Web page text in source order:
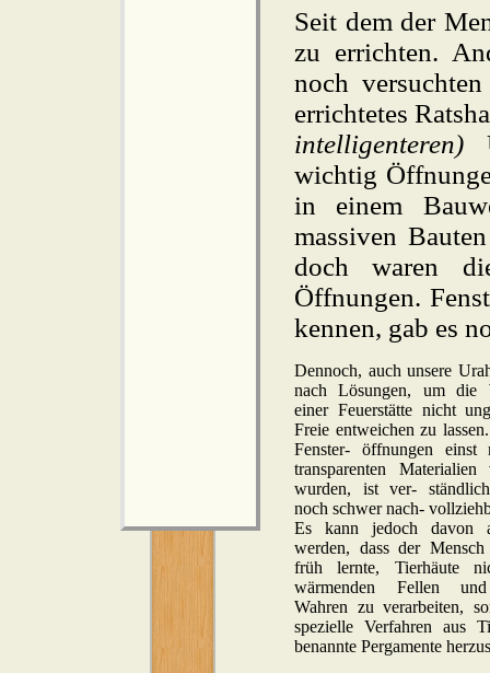
Seit dem der
zu errichten.
noch
errichtetes
intelligenteren)
wichtig
in einem
massiven
doch waren
Öffnungen.
kennen, gab es
Dennoch, auch unsere
nach Lösungen, um die
einer Feuerstätte nicht
Freie entweichen zu
Fenster- öffnungen einst
transparenten Materialien
wurden, ist ver-
noch schwer nach-
Es kann jedoch davon
werden, dass der Mensch
früh lernte, Tierhäute
wärmenden Fellen
Wahren zu verarbeiten,
spezielle Verfahren aus
benannte Pergamente